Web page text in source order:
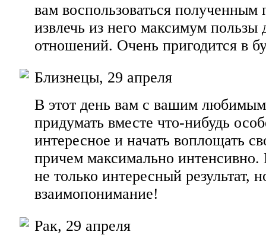
вам воспользоваться
извлечь из него максимум пользы
отношений. Очень пригодится в
Близнецы, 29 апреля
В этот день вам с вашим любимым
придумать вместе что-нибудь
интересное и начать воплощать
причем максимально
не только интересный результат,
взаимопонимание!
Рак, 29 апреля